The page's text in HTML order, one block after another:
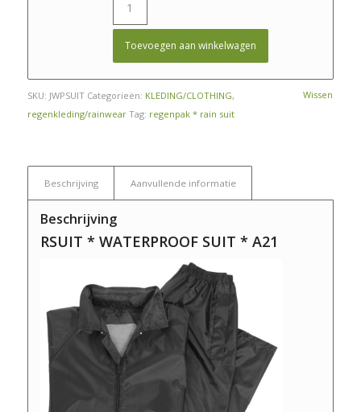
Wissen
Toevoegen aan winkelwagen
SKU: JWPSUIT Categorieën: KLEDING/CLOTHING,
regenkleding/rainwear Tag: regenpak * rain suit
Beschrijving Aanvullende informatie
Beschrijving
RSUIT * WATERPROOF SUIT * A21